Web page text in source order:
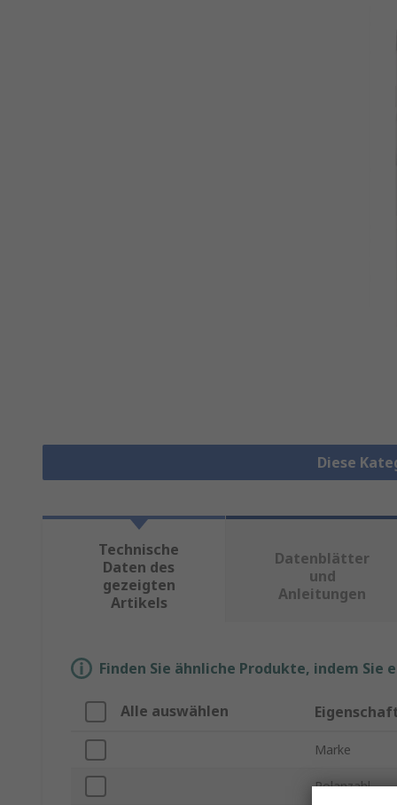
Diese
Technische
Daten des
gezeigten
Artikels
Datenblätter
und
Anleitungen
Finden Sie ähnliche Produkte, indem
Alle auswählen
Marke
Polanzahl